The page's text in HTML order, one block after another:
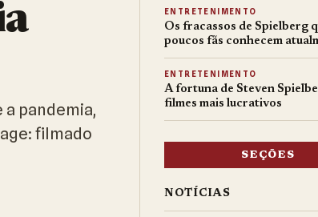
pandemia,
filmado
ENTRETENIMENTO
Os fracassos de Spielberg
poucos fãs conhecem
ENTRETENIMENTO
A fortuna de Steven
filmes mais lucrativos
SEÇÕES
NOTÍCIAS